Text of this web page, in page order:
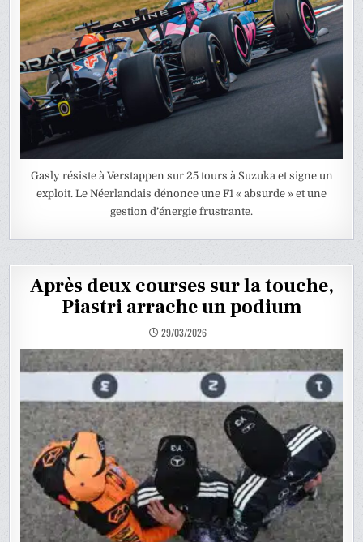
Gasly résiste à Verstappen sur 25 tours à Suzuka et signe un
exploit. Le Néerlandais dénonce une F1 « absurde » et une
gestion d’énergie frustrante.
Après deux courses sur la touche,
Piastri arrache un podium
29/03/2026